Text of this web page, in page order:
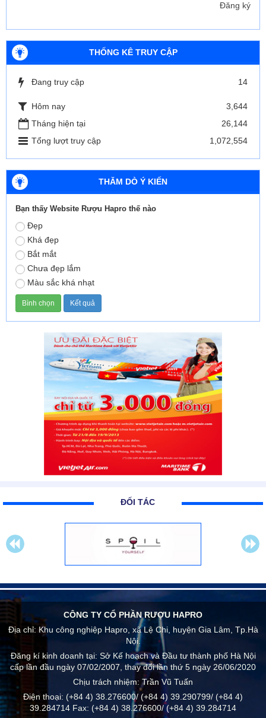
Đăng ký
THỐNG KÊ TRUY CẬP
Đang truy cập 14
Hôm nay
3,644
Tháng hiện tại
26,144
Tổng lượt truy cập
1,072,554
THĂM DÒ Ý KIẾN
Bạn thấy Website Rượu Hapro thế nào
Đẹp
Khá đẹp
Bắt mắt
Chưa đẹp lắm
Màu sắc khá nhạt
ĐỐI TÁC
CÔNG TY CỔ PHẦN RƯỢU HAPRO
Địa chỉ:Khu công nghiệp Hapro, xã Lệ Chi, huyện Gia Lâm, Tp.Hà
Nội.
Đăng kí kinh doanh tại: Sở Kế hoạch và Đầu tư thành phố Hà Nội
cấp lần đầu ngày 07/02/2007, thay đổi lần thứ 5 ngày 26/06/2020
Chịu trách nhiệm:Trần Vũ Tuấn
Điện thoại: (+84 4) 38.276600/ (+84 4) 39.290799/ (+84 4)
39.284714 Fax: (+84 4) 38.276600/ (+84 4) 39.284714